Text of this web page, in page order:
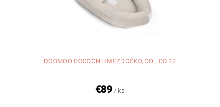
DOOMOO COCOON HNIEZDOČKO, COL.CO 12
€89 / ks